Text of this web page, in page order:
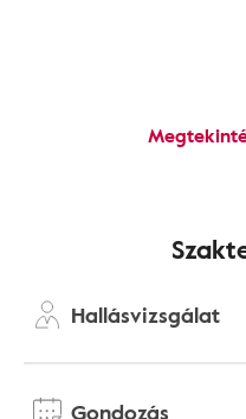
Hallásvizsgálat
Gondozás